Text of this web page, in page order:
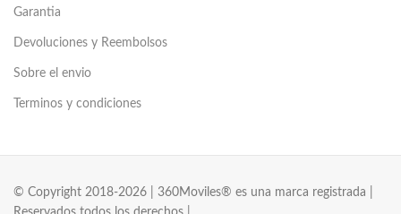
Garantia
Devoluciones y Reembolsos
Sobre el envio
Terminos y condiciones
© Copyright 2018-2026 | 360Moviles® es una marca registrada |